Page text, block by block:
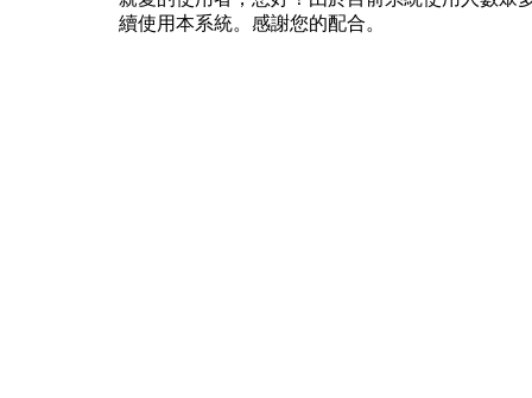
續使用本系統。感謝您的配合。